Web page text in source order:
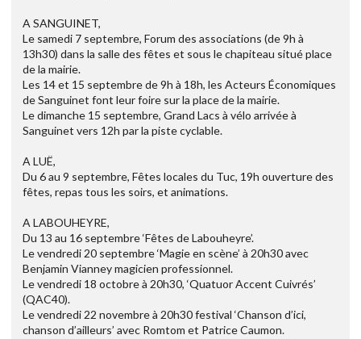
A SANGUINET,
Le samedi 7 septembre, Forum des associations (de 9h à
13h30) dans la salle des fêtes et sous le chapiteau situé place
de la mairie.
Les 14 et 15 septembre de 9h à 18h, les Acteurs Économiques
de Sanguinet font leur foire sur la place de la mairie.
Le dimanche 15 septembre, Grand Lacs à vélo arrivée à
Sanguinet vers 12h par la piste cyclable.
A LUË,
Du 6 au 9 septembre, Fêtes locales du Tuc, 19h ouverture des
fêtes, repas tous les soirs, et animations.
A LABOUHEYRE,
Du 13 au 16 septembre ‘Fêtes de Labouheyre’.
Le vendredi 20 septembre ‘Magie en scène’ à 20h30 avec
Benjamin Vianney magicien professionnel.
Le vendredi 18 octobre à 20h30, ‘Quatuor Accent Cuivrés’
(QAC40).
Le vendredi 22 novembre à 20h30 festival ‘Chanson d’ici,
chanson d’ailleurs’ avec Romtom et Patrice Caumon.